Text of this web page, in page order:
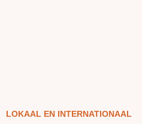
LOKAAL EN INTERNATIONAAL